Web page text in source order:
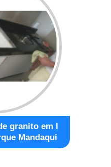
granito em l
Mandaqui